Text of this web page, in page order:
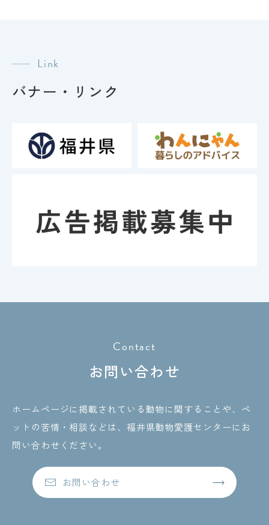
Link
バナー・リンク
Contact
お問い合わせ
ホームページに掲載されている動物に関することや、ペ
ットの苦情・相談などは、 福井県動物愛護センターにお
問い合わせください。
お問い合わせ